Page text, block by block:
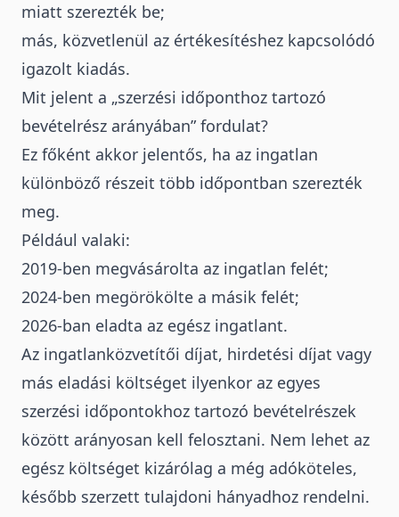
miatt szerezték be;
más, közvetlenül az értékesítéshez kapcsolódó
igazolt kiadás.
Mit jelent a „szerzési időponthoz tartozó
bevételrész arányában” fordulat?
Ez főként akkor jelentős, ha az ingatlan
különböző részeit több időpontban szerezték
meg.
Például valaki:
2019-ben megvásárolta az ingatlan felét;
2024-ben megörökölte a másik felét;
2026-ban eladta az egész ingatlant.
Az ingatlanközvetítői díjat, hirdetési díjat vagy
más eladási költséget ilyenkor az egyes
szerzési időpontokhoz tartozó bevételrészek
között arányosan kell felosztani. Nem lehet az
egész költséget kizárólag a még adóköteles,
később szerzett tulajdoni hányadhoz rendelni.